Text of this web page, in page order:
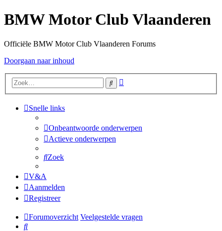
BMW Motor Club Vlaanderen
Officiële BMW Motor Club Vlaanderen Forums
Doorgaan naar inhoud
Zoek
Snelle links
Onbeantwoorde onderwerpen
Actieve onderwerpen
Zoek
V&A
Aanmelden
Registreer
Forumoverzicht Veelgestelde vragen
Zoek